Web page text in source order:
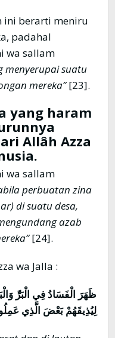
ini berarti meniru
padahal
wa sallam
menyerupai suatu
mereka”[23].
yang haram
Allâh Azza
wa sallam
perbuatan zina
di suatu desa,
azab
[24].
wa Jalla :
ظَهَرَ الْفَسَادُ فِي الْبَرِّ
لِيُذِيقَهُمْ بَعْضَ الَّذِي